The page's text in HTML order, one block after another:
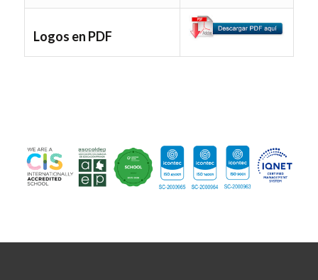
Logos en PDF